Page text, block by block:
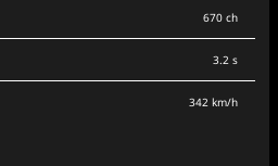
670 ch
3.2 s
342 km/h